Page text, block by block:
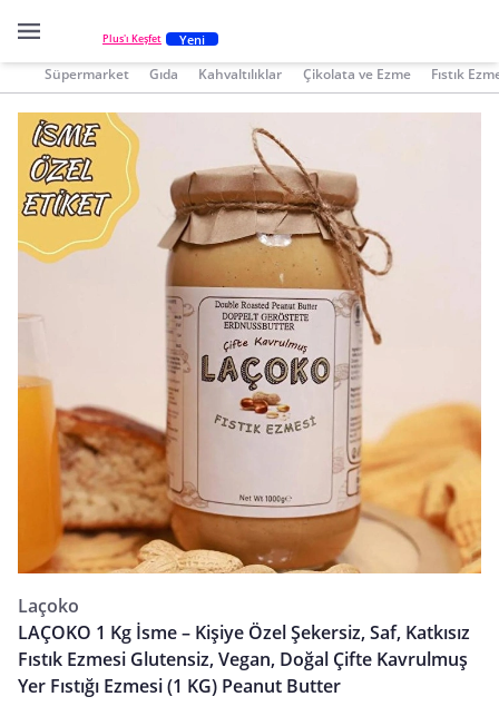
Plus'ı Keşfet Yeni
Süpermarket Gıda Kahvaltılıklar Çikolata ve Ezme Fıstık
Laçoko
LAÇOKO 1 Kg İsme – Kişiye Özel Şekersiz, Saf, Katkısız
Fıstık Ezmesi Glutensiz, Vegan, Doğal Çifte Kavrulmuş
Yer Fıstığı Ezmesi (1 KG) Peanut Butter